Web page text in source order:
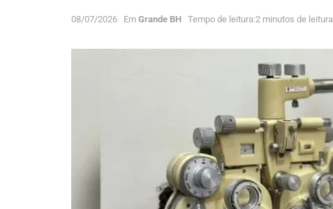
08/07/2026 Em Grande BH Tempo de leitura:2 minutos de leitura